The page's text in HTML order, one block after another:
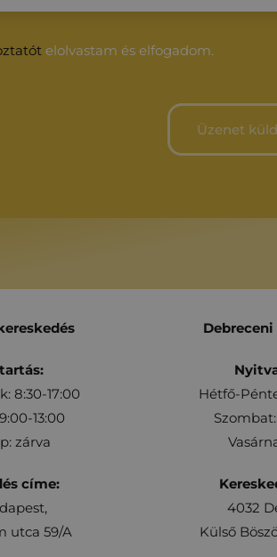
elolvastam és elfogadom.
8:30-17:00
13:00
zárva
címe:
utca 59/A
Hétfő-
4032
Külső